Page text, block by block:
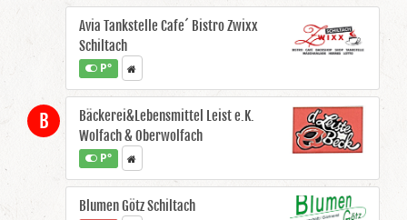
Avia Tankstelle Cafe´ Bistro Zwixx
Schiltach
P°
B
Bäckerei&Lebensmittel Leist e.K.
Wolfach & Oberwolfach
P°
Blumen Götz Schiltach